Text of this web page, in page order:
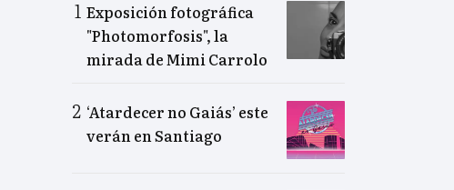
Exposición fotográfica
"Photomorfosis", la
mirada de Mimi Carrolo
‘Atardecer no Gaiás’ este
verán en Santiago